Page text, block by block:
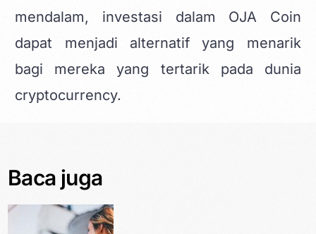
mendalam, investasi dalam OJA Coin
dapat menjadi alternatif yang menarik
bagi mereka yang tertarik pada dunia
cryptocurrency.
Baca juga